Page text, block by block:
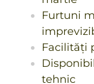
Furtuni
Facilități
tehnic